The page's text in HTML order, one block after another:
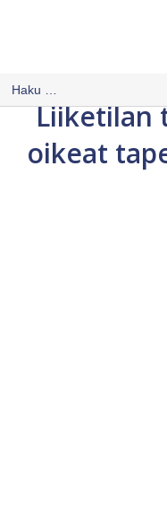
Liiketilan
oikeat